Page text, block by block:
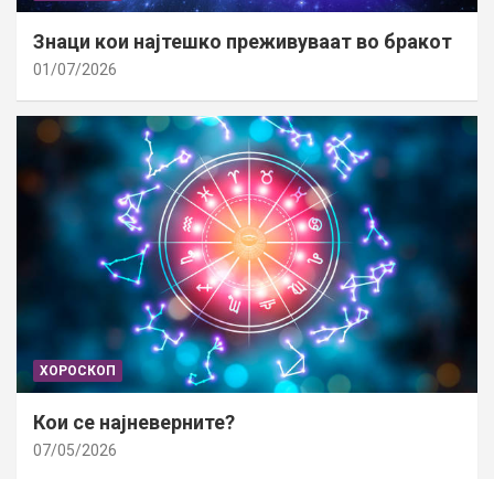
Знаци кои најтешко преживуваат во бракот
01/07/2026
ХОРОСКОП
Кои се најневерните?
07/05/2026